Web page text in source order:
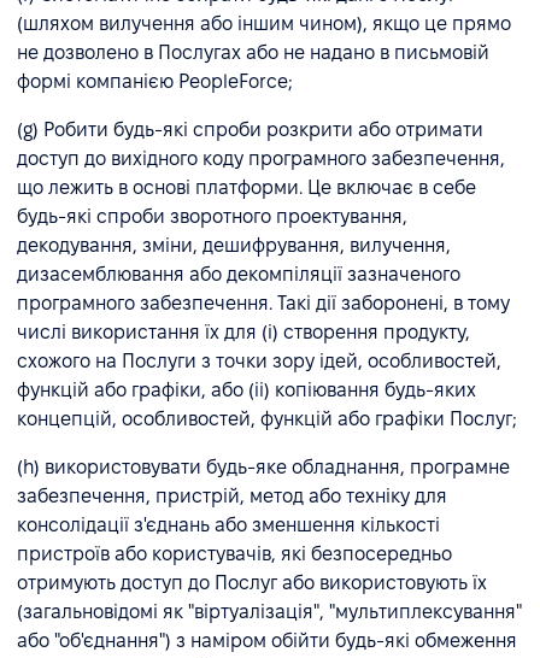
(шляхом вилучення або іншим чином), якщо це прямо
не дозволено в Послугах або не надано в письмовій
формі компанією PeopleForce;
(g) Робити будь-які спроби розкрити або отримати
доступ до вихідного коду програмного забезпечення,
що лежить в основі платформи. Це включає в себе
будь-які спроби зворотного проектування,
декодування, зміни, дешифрування, вилучення,
дизасемблювання або декомпіляції зазначеного
програмного забезпечення. Такі дії заборонені, в тому
числі використання їх для (i) створення продукту,
схожого на Послуги з точки зору ідей, особливостей,
функцій або графіки, або (ii) копіювання будь-яких
концепцій, особливостей, функцій або графіки Послуг;
(h) використовувати будь-яке обладнання, програмне
забезпечення, пристрій, метод або техніку для
консолідації з'єднань або зменшення кількості
пристроїв або користувачів, які безпосередньо
отримують доступ до Послуг або використовують їх
(загальновідомі як "віртуалізація", "мультиплексування"
або "об'єднання") з наміром обійти будь-які обмеження